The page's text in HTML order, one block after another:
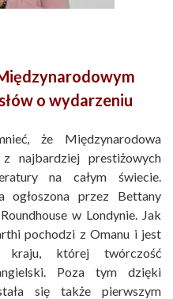
o wydarzeniu
że Międzynarodowa
najbardziej prestiżowych
na całym świecie.
ogłoszona przez Bettany
w Londynie. Jak
pochodzi z Omanu i jest
której twórczość
Poza tym dzięki
się także pierwszym